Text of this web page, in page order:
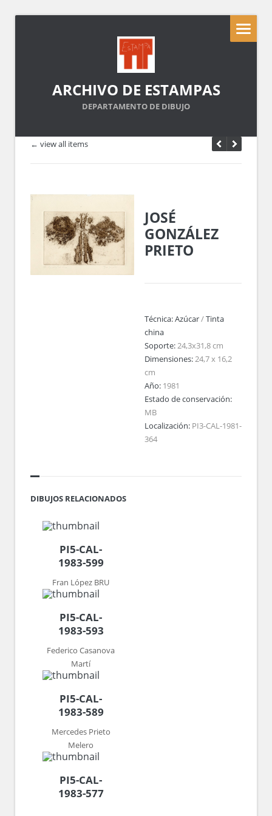
ARCHIVO DE ESTAMPAS
DEPARTAMENTO DE DIBUJO
← view all items
JOSÉ
GONZÁLEZ
PRIETO
Técnica:Azúcar/Tinta
china
Soporte:24,3x31,8 cm
Dimensiones:24,7 x 16,2
cm
Año: 1981
Estado de conservación:
MB
Localización: PI3-CAL-1981-
364
DIBUJOS RELACIONADOS
PI5-CAL-
1983-599
Fran López BRU
PI5-CAL-
1983-593
Federico Casanova
Martí
PI5-CAL-
1983-589
Mercedes Prieto
Melero
PI5-CAL-
1983-577